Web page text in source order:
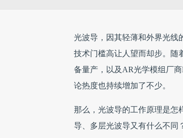
光波导，因其轻薄和外界光线
技术门槛高让人望而却步。随
备量产，以及AR光学模组厂
论热度也持续增加了不少。
那么，光波导的工作原理是怎
导、多层光波导又有什么不同